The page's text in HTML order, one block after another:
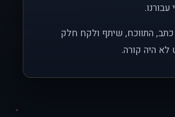
התווכח, שיתף ולקח חלק
היה קורה.